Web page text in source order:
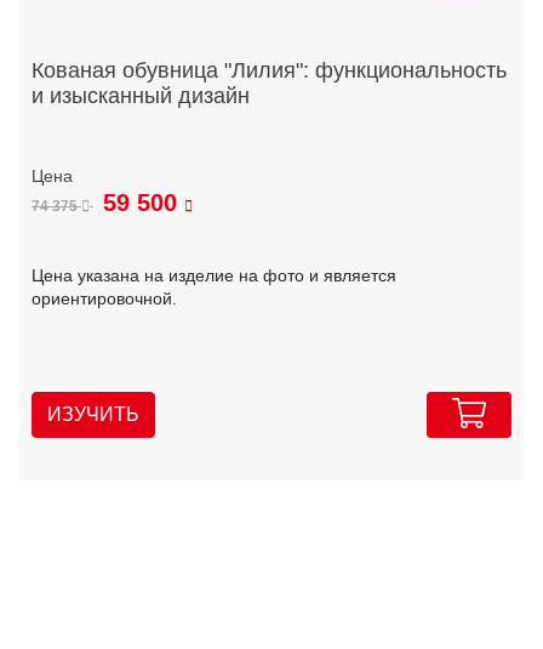
Кованая обувница "Лилия": функциональность
и изысканный дизайн
74 375 59 500
Цена указана на изделие на фото и является
ориентировочной.
ИЗУЧИТЬ